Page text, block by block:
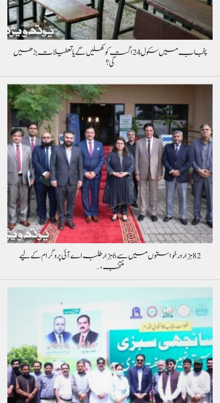
پنجاب میں سکول 24 اگست کو کھلیں گے یا تعطیلات بڑھیں
گی؟
82 ہزار درخواستوں میں سے 6 ہزار طلبہ اے آئی پروگرام کے لیے
منتخب،…